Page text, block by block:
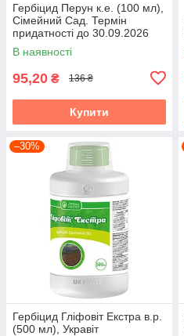
Гербіцид Перун к.е. (100 мл),
Сімейний Сад. Термін
придатності до 30.09.2026
В наявності
95,20 ₴ 136 ₴
Купити
–30%
Гербіцид Гліфовіт Екстра в.р.
(500 мл), Укравіт